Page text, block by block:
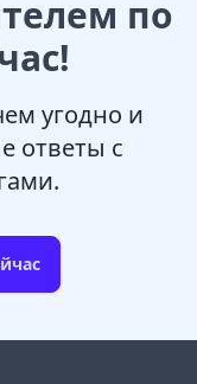
по
угодно и
ответы с